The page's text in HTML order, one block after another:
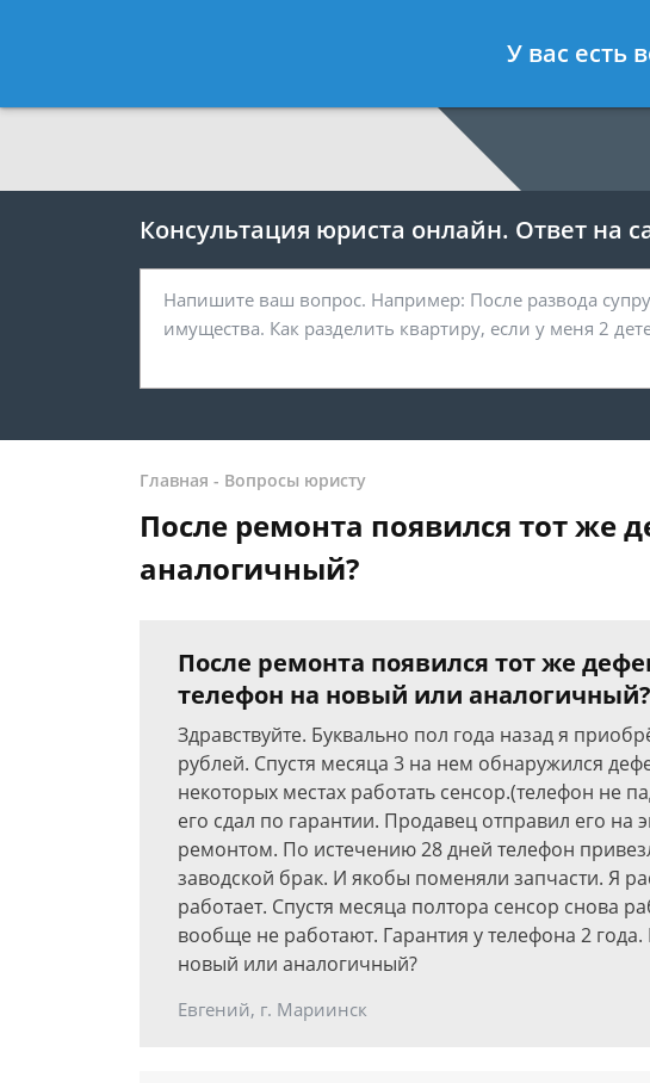
7 812 467-38-49
Консультация юриста онлайн. Ответ на
Главная - Вопросы юристу
После ремонта появился тот же
аналогичный?
После ремонта появился тот же
телефон на новый или аналогичный?
Здравствуйте. Буквально пол года назад я
рублей. Спустя месяца 3 на нем обнаружился
некоторых местах работать сенсор.(телефон не
его сдал по гарантии. Продавец отправил его на
ремонтом. По истечению 28 дней телефон
заводской брак. И якобы поменяли запчасти. Я
работает. Спустя месяца полтора сенсор снова
вообще не работают. Гарантия у телефона 2
новый или аналогичный?
Евгений, г. Мариинск
У вас есть